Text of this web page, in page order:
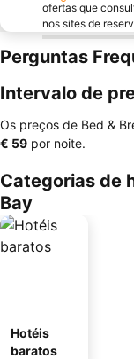
ofertas que
nos sites de
Perguntas
Intervalo de
Os preços de Bed &
‎€ 59 por noite.
Categorias de
Bay
Hotéis
baratos